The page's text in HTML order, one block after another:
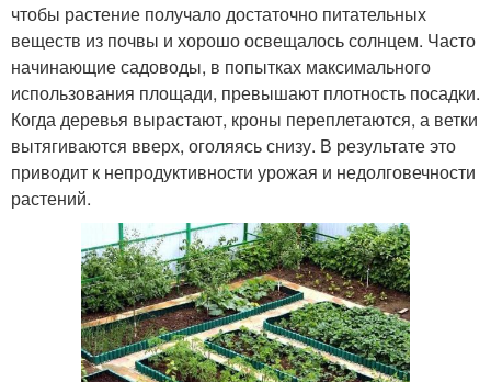
чтобы растение получало достаточно питательных
веществ из почвы и хорошо освещалось солнцем. Часто
начинающие садоводы, в попытках максимального
использования площади, превышают плотность посадки.
Когда деревья вырастают, кроны переплетаются, а ветки
вытягиваются вверх, оголяясь снизу. В результате это
приводит к непродуктивности урожая и недолговечности
растений.